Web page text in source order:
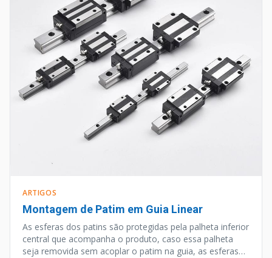
ARTIGOS
Montagem de Patim em Guia Linear
As esferas dos patins são protegidas pela palheta inferior
central que acompanha o produto, caso essa palheta
seja removida sem acoplar o patim na guia, as esferas